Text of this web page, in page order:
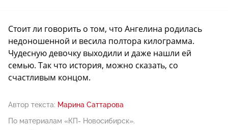
Стоит ли говорить о том, что Ангелина родилась
недоношенной и весила полтора килограмма.
Чудесную девочку выходили и даже нашли ей
семью. Так что история, можно сказать, со
счастливым концом.
Автор текста: Марина Саттарова
По материалам «КП- Новосибирск».